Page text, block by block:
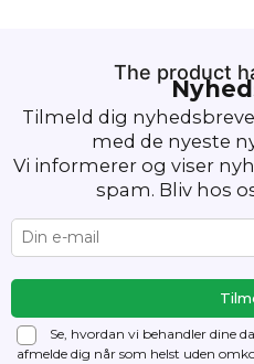
The product
Tilmeld dig
med de nyeste
Vi informerer og viser
spam. Bliv hos
Se, hvordan vi behandler dine
afmelde dig når som helst uden